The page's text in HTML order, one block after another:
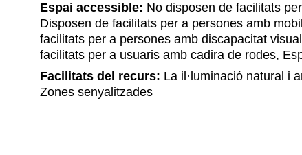
Espai accessible: No disposen de facilitats
Disposen de facilitats per a persones amb
facilitats per a persones amb discapacitat
facilitats per a usuaris amb cadira de rodes,
Facilitats del recurs: La il·luminació natural i
Zones senyalitzades